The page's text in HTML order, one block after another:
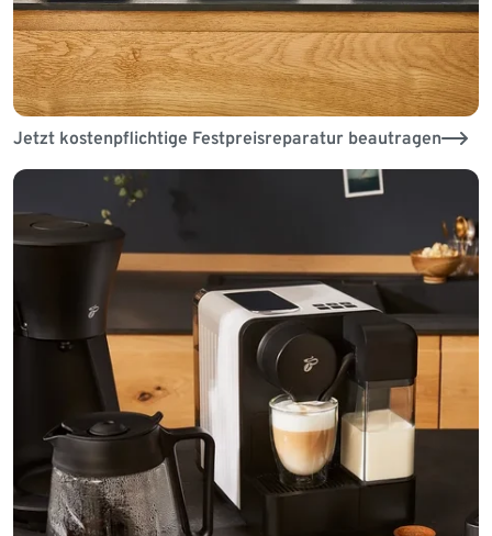
Jetzt kostenpflichtige Festpreisreparatur beautragen